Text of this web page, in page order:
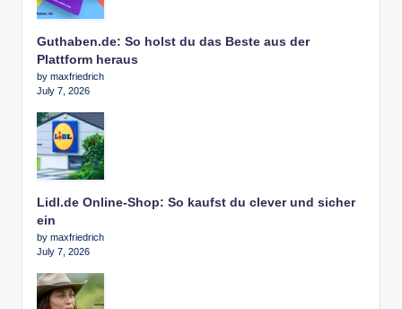
Guthaben.de: So holst du das Beste aus der
Plattform heraus
by maxfriedrich
July 7, 2026
Lidl.de Online-Shop: So kaufst du clever und sicher
ein
by maxfriedrich
July 7, 2026